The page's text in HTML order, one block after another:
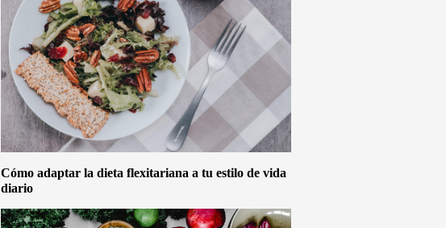
Cómo adaptar la dieta flexitariana a tu estilo de vida
diario